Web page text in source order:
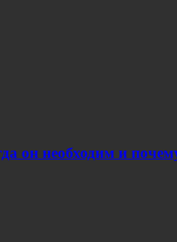
он необходим и